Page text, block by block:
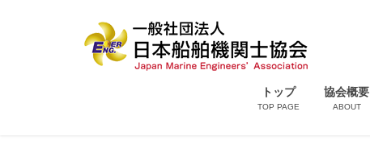
トップ
TOP PAGE
協会概要
ABOUT